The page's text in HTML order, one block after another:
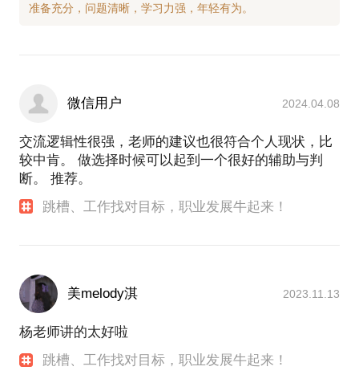
微信用户 2024.04.08
交流逻辑性很强，老师的建议也很符合个人现状，比
较中肯。 做选择时候可以起到一个很好的辅助与判
断。 推荐。
跳槽、工作找对目标，职业发展牛起来！
美melody淇 2023.11.13
杨老师讲的太好啦
跳槽、工作找对目标，职业发展牛起来！